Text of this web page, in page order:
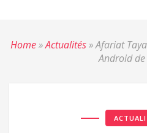
Home»Actualités»Afariat
Android